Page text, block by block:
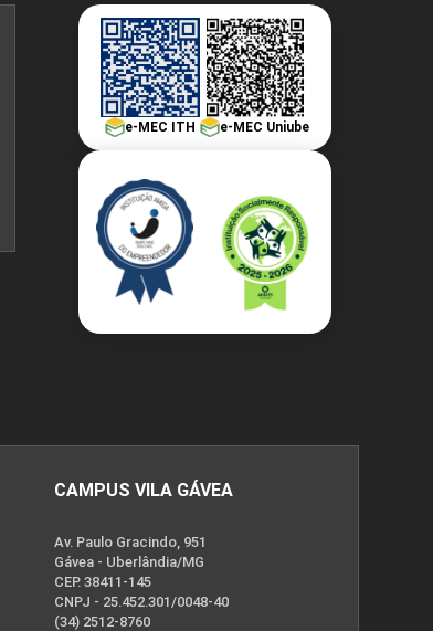
e-MEC ITH e-MEC Uniube
CAMPUS VILA GÁVEA
Av. Paulo Gracindo, 951
Gávea - Uberlândia/MG
CEP. 38411-145
CNPJ - 25.452.301/0048-40
(34) 2512-8760